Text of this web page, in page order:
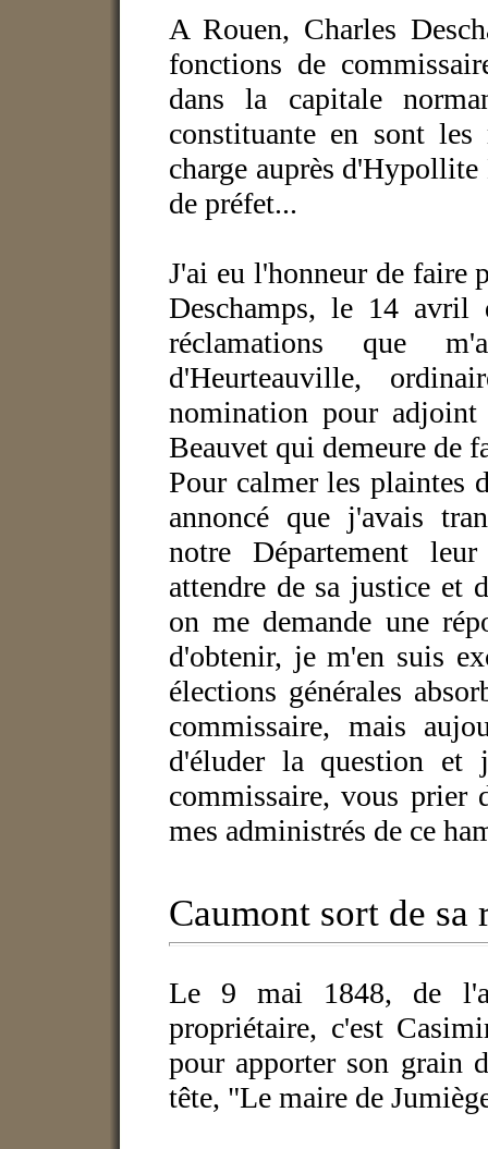
A Rouen, Charles
fonctions de
dans la capitale
constituante en sont
charge auprès
de préfet...
J'ai eu l'honneur de faire
Deschamps, le 14 avril
réclamations que
d'Heurteauville,
nomination pour
Beauvet qui demeure de
Pour calmer les plaintes
annoncé que j'avais
notre Département
attendre de sa justice et
on me demande une
d'obtenir, je m'en suis
élections générales
commissaire, mais
d'éluder la question et
commissaire, vous prier
mes administrés de ce
Caumont sort de sa
Le 9 mai 1848, de
propriétaire, c'est
pour apporter son grain
tête, "Le maire de